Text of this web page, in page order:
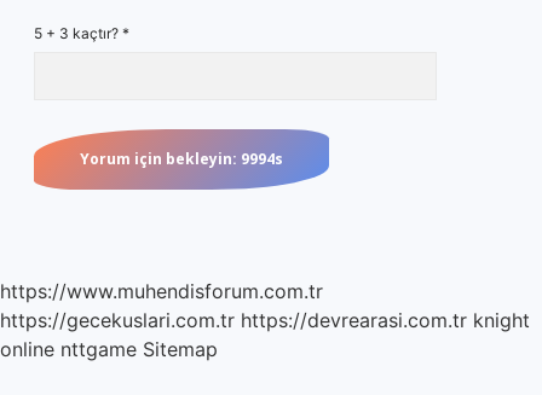
5 + 3 kaçtır? *
https://www.muhendisforum.com.tr
https://gecekuslari.com.tr https://devrearasi.com.tr knight
online nttgame Sitemap